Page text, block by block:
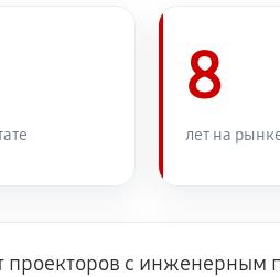
8
лет на
проекторов с инженерным